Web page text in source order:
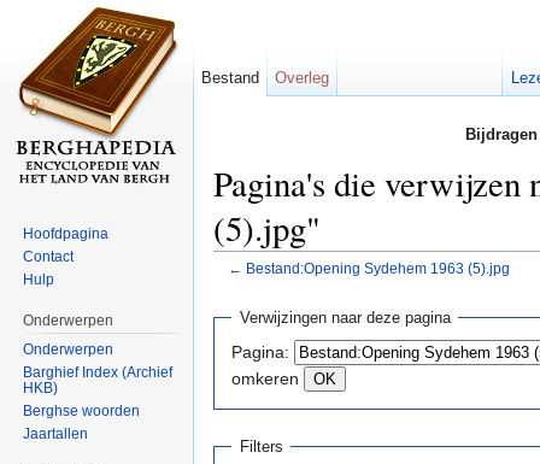
Pagina's die verwijzen
(5).jpg"
← Bestand:Opening Sydehem 1963 (5).jpg
Verwijzingen naar deze pagina
Pagina:
omkeren
Filters
Bestand Overleg
Hoofdpagina
Contact
Hulp
Onderwerpen
Onderwerpen
Barghief Index (Archief
HKB)
Berghse woorden
Jaartallen